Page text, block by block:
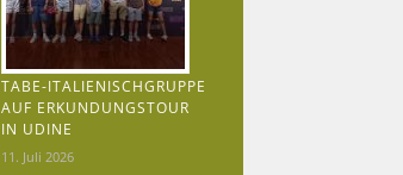
TABE-ITALIENISCHGRUPPE
AUF ERKUNDUNGSTOUR
IN UDINE
11. Juli 2026